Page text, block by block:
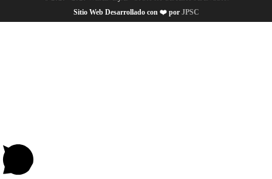
Sitio Web Desarrollado con ❤️ por JPSC